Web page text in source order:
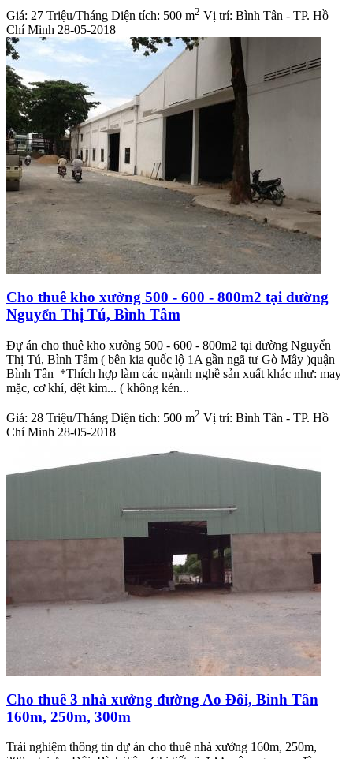
Giá: 27 Triệu/Tháng Diện tích: 500 m2 Vị trí: Bình Tân - TP. Hồ
Chí Minh 28-05-2018
Cho thuê kho xưởng 500 - 600 - 800m2 tại đường
Nguyển Thị Tú, Bình Tâm
Đự án cho thuê kho xưởng 500 - 600 - 800m2 tại đường Nguyển
Thị Tú, Bình Tâm ( bên kia quốc lộ 1A gần ngã tư Gò Mây )quận
Bình Tân *Thích hợp làm các ngành nghề sản xuất khác như: may
mặc, cơ khí, dệt kim... ( không kén...
Giá: 28 Triệu/Tháng Diện tích: 500 m2 Vị trí: Bình Tân - TP. Hồ
Chí Minh 28-05-2018
Cho thuê 3 nhà xưởng đường Ao Đôi, Bình Tân
160m, 250m, 300m
Trải nghiệm thông tin dự án cho thuê nhà xưởng 160m, 250m,